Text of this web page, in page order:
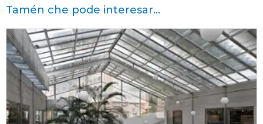
Tamén che pode interesar...